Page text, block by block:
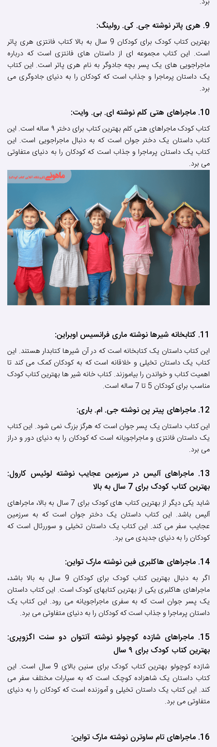
9. هری پاتر نوشته جی. کی. رولینگ:
بهترین کتاب کودک برای کودکان 9 سال به بالا کتاب فانتزی هری پاتر
است. این کتاب مجموعه ای از داستان های فانتزی است که درباره
ماجراجویی های یک پسر بچه جادوگر به نام هری پاتر است. این کتاب
یک داستان پرماجرا و جذاب است که کودکان را به دنیای جادوگری می
برد.
10. ماجراهای هتی کلم نوشته ای. بی. وایت:
کتاب کودک ماجراهای هتی کلم بهترین کتاب برای دختر ۹ ساله است. این
کتاب داستان یک دختر جوان است که به دنبال ماجراجویی است. این
کتاب یک داستان پرماجرا و جذاب است که کودکان را به دنیای متفاوتی
می برد.
11. کتابخانه شیرها نوشته ماری فرانسیس اوبراین:
این کتاب داستان یک کتابخانه است که در آن شیرها کتابدار هستند. این
کتاب یک داستان تخیلی و خلاقانه است که به کودکان کمک می کند تا
اهمیت کتاب و خواندن را بیاموزند. کتاب خانه شیر ها بهترین کتاب کودک
مناسب برای کودکان 5 تا 7 ساله است.
12. ماجراهای پیتر پن نوشته جی. ام. باری:
این کتاب داستان یک پسر جوان است که هرگز بزرگ نمی شود. این کتاب
یک داستان فانتزی و ماجراجویانه است که کودکان را به دنیای دور و دراز
می برد.
13. ماجراهای آلیس در سرزمین عجایب نوشته لوئیس کارول:
بهترین کتاب کودک برای 7 سال به بالا
شاید یکی دیگر از بهترین کتاب های کودک برای 7 سال به بالا، ماجراهای
آلیس باشد. این کتاب داستان یک دختر جوان است که به سرزمین
عجایب سفر می کند. این کتاب یک داستان تخیلی و سوررئال است که
کودکان را به دنیای جدیدی می برد.
14. ماجراهای هاکلبری فین نوشته مارک تواین:
اگر به دنبال بهترین کتاب کودک برای کودکان 9 سال به بالا باشد،
ماجراهای هاکلبری یکی از بهترین کتابهای کودک است. این کتاب داستان
یک پسر جوان است که به سفری ماجراجویانه می رود. این کتاب یک
داستان پرماجرا و جذاب است که کودکان را به دنیای متفاوتی می برد.
15. ماجراهای شازده کوچولو نوشته آنتوان دو سنت اگزوپری:
بهترین کتاب کودک برای ۹ سال
شازده کوچولو بهترین کتاب کودک برای سنین بالای 9 سال است. این
کتاب داستان یک شاهزاده کوچک است که به سیارات مختلف سفر می
کند. این کتاب یک داستان تخیلی و آموزنده است که کودکان را به دنیای
متفاوتی می برد.
16. ماجراهای تام ساوترن نوشته مارک تواین: